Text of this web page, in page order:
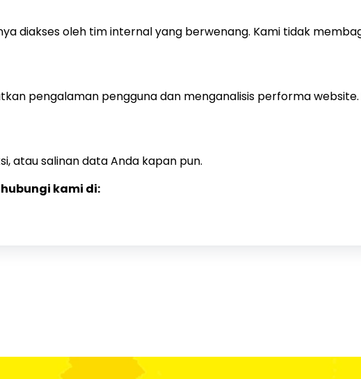
diakses oleh tim internal yang berwenang. Kami tidak
pengalaman pengguna dan menganalisis performa website.
atau salinan data Anda kapan pun.
kami di: